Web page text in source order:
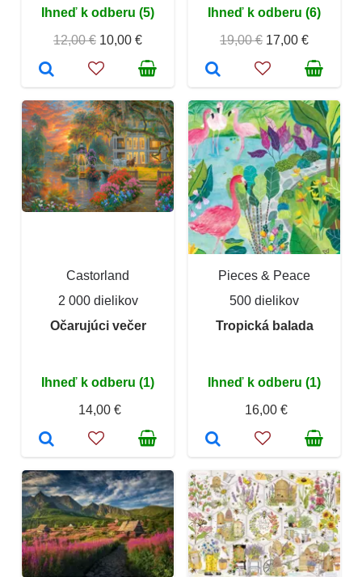
Ihneď k odberu (5)
12,00 € 10,00 €
Ihneď k odberu (6)
19,00 € 17,00 €
Castorland
2 000 dielikov
Očarujúci večer
Ihneď k odberu (1)
14,00 €
Pieces & Peace
500 dielikov
Tropická balada
Ihneď k odberu (1)
16,00 €